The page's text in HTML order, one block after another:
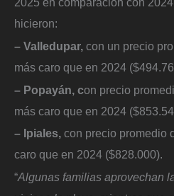
hicieron:
– Valledupar, con un precio
más caro que en 2024
– Popayán, con precio
más caro que en 2024
– Ipiales, con precio promedio
caro que en 2024 ($828.000).
“Algunas familias aprovechan